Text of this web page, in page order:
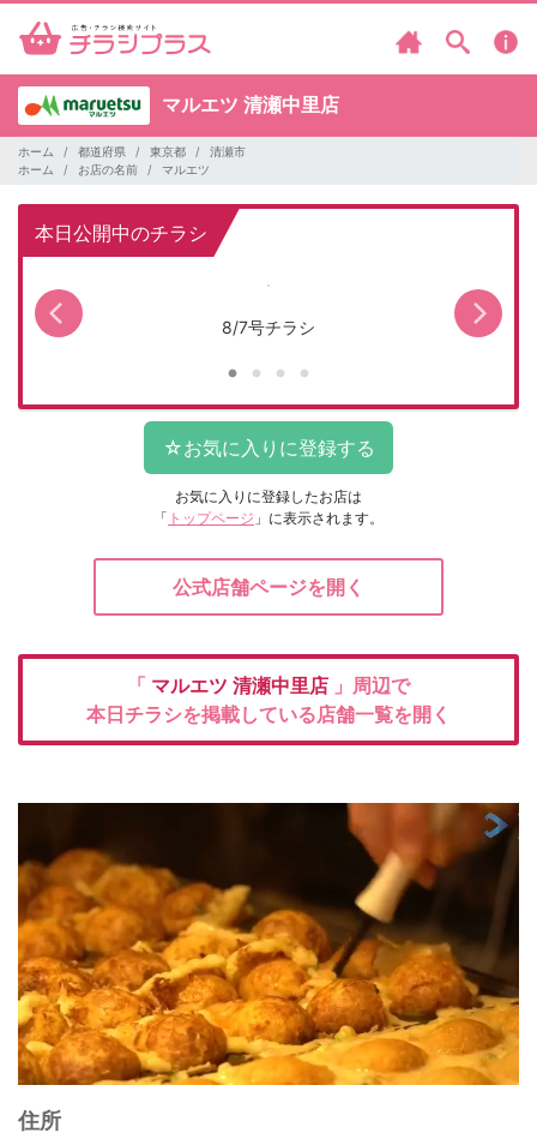
マルエツ 清瀬中里店
ホーム 都道府県 東京都
清瀬市
ホーム
お店の名前 マルエツ
本日公開中のチラシ
8/7号チラシ
お気に入りに登録したお店は
「 トップページ 」に表示されます。
公式店舗ページを開く
「 マルエツ 清瀬中里店 」周辺で
本日チラシを掲載している店舗一覧を開く
住所